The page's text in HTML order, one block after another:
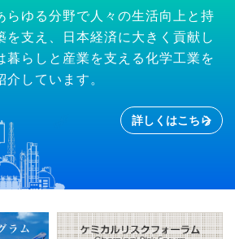
らゆる分野で人々の生活向上と持
を支え、日本経済に大きく貢献し
暮らしと産業を支える化学工業を
しています。
詳しくはこちら